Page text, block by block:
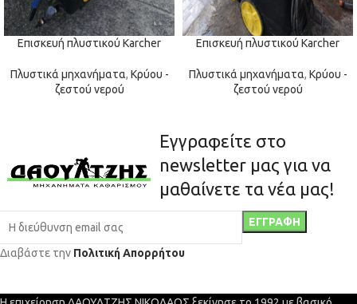
Επισκευή πλυστικού Karcher
Πλυστικά μηχανήματα, Κρύου -
ζεστού νερού
Επισκευή πλυστικού Karcher
Πλυστικά μηχανήματα, Κρύου -
ζεστού νερού
Εγγραφείτε στο
newsletter μας για να
μαθαίνετε τα νέα μας!
Διαβάστε την Πολιτική Απορρήτου